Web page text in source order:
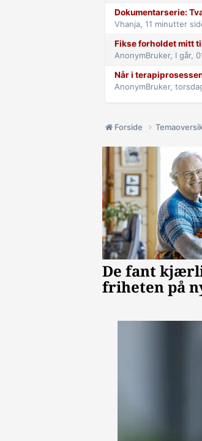
Dokumentarserie:
Vhanja, 11 minutter
Fikse forholdet mitt
AnonymBruker, I går,
Når i
AnonymBruker,
Forside